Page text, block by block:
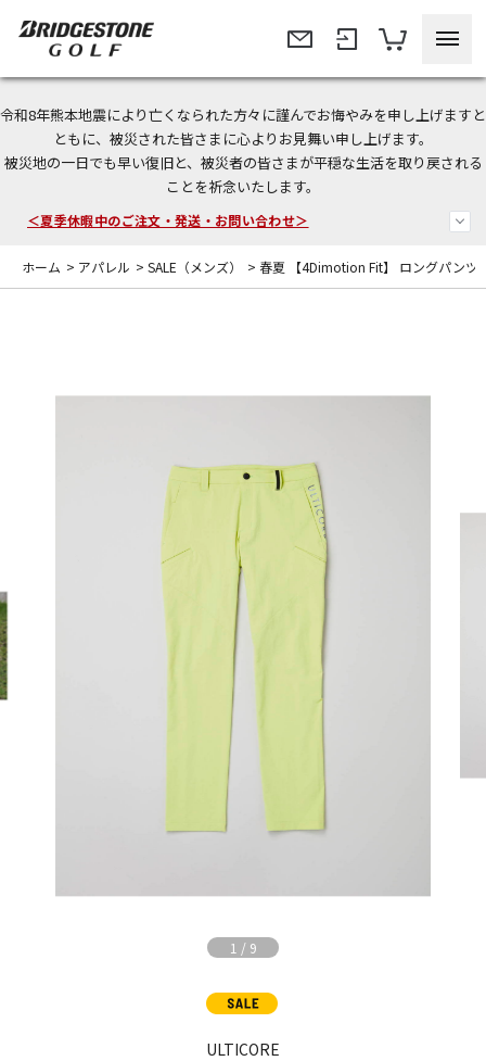
令和8年熊本地震により亡くなられた方々に謹んでお悔やみを申し上げますと
ともに、被災された皆さまに心よりお見舞い申し上げます。
被災地の一日でも早い復旧と、被災者の皆さまが平穏な生活を取り戻される
ことを祈念いたします。
今なら新規会員登録で1,000円OFFクーポンプレゼント！
＜商品配送に関するお知らせ＞
＜夏季休暇中のご注文・発送・お問い合わせ＞
ホーム > アパレル > SALE（メンズ） > 春夏 【4Dimotion Fit】 ロングパンツ
1 / 9
ULTICORE